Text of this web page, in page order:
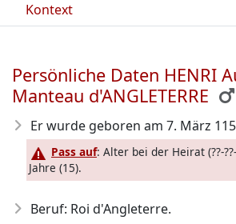
Kontext
Persönliche Daten HENRI
Manteau d'ANGLETERRE
Er wurde geboren am 7. März
Pass auf: Alter bei der Heirat (??-
Jahre (15).
Beruf: Roi d'Angleterre.